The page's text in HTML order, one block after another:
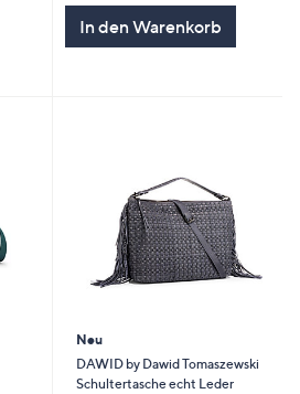
In den Warenkorb
Neu
DAWID by Dawid Tomaszewski
Schultertasche echt Leder